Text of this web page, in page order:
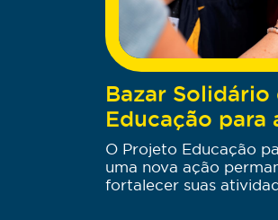
Bazar
Educação para
O Projeto Educação
uma nova ação
fortalecer suas